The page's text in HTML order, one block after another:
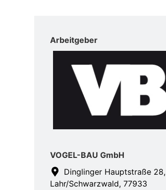
Arbeitgeber
VOGEL-BAU GmbH
Dinglinger Hauptstraße 28,
Lahr/Schwarzwald, 77933